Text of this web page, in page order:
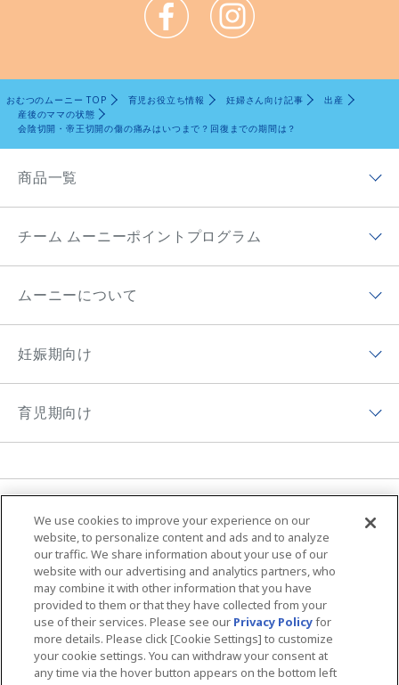
おむつのムーニー TOP 育児お役立ち情報 妊婦さん向け記事
出産
産後のママの状態
会陰切開・帝王切開の傷の痛みはいつまで？回復までの期間は？
商品一覧
ムーニーマン（パンツ）
オヤスミマン
お母さん向けケア商品
ムーニー 病産院用
ムーニー寝具
商品検索
チーム ムーニーポイントプログラム
ムーニーポイントについて
チーム ムーニーポイントプログラムサイト
プレゼントキャンペーン
ムーニーについて
ムーニーの歴史
ムーニーちゃんのひみつ
ムーニーの思い
アプリ紹介
妊娠期向け
初めて妊娠した方へ
育児体験談
ムーニーちゃん学級
ムーニーアプリのご案内
育児期向け
育児体験談
子育て向け記事
夜間のおもらし大調査
おむつの選び方
MOVIE & CM
ムーニーの編集ポリシー
サイトマップ
Global Website
ユニ・チャームHOME お問い合わせ
ウェブサイト利用規約 プライバシーポリシー
公式アカウント コミュニティガイドライ
ン
障がいの表記について
We use cookies to improve your experience on our
website, to personalize content and ads and to analyze
our traffic. We share information about your use of our
website with our advertising and analytics partners, who
may combine it with other information that you have
provided to them or that they have collected from your
use of their services. Please see our Privacy Policyfor
more details. Please click [Cookie Settings] to customize
your cookie settings. You can withdraw your consent at
any time via the hover button appears on the bottom left